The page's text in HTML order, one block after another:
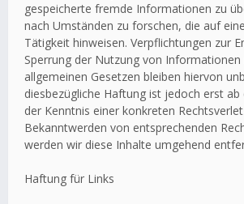
gespeicherte fremde Informationen zu
nach Umständen zu forschen, die auf
Tätigkeit hinweisen. Verpflichtungen zur
Sperrung der Nutzung von Informationen
allgemeinen Gesetzen bleiben hiervon
diesbezügliche Haftung ist jedoch erst
der Kenntnis einer konkreten
Bekanntwerden von entsprechenden
werden wir diese Inhalte umgehend
Haftung für Links